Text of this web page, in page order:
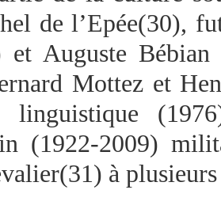
de l’Epée(30),
et Auguste
Mottez et
linguistique
(1922-2009)
à